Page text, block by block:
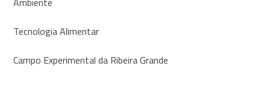
Tecnologia Alimentar
Campo Experimental da Ribeira Grande